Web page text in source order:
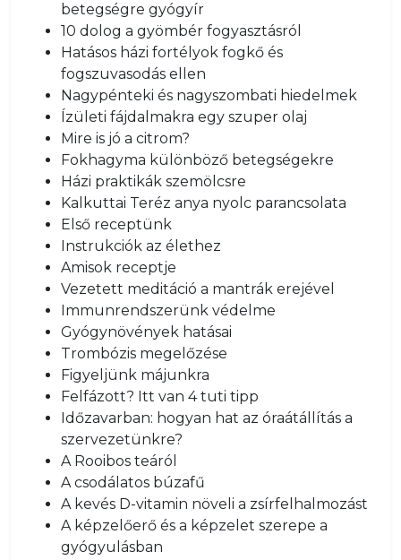
betegségre gyógyír
10 dolog a gyömbér fogyasztásról
Hatásos házi fortélyok fogkő és
fogszuvasodás ellen
Nagypénteki és nagyszombati hiedelmek
Ízületi fájdalmakra egy szuper olaj
Mire is jó a citrom?
Fokhagyma különböző betegségekre
Házi praktikák szemölcsre
Kalkuttai Teréz anya nyolc parancsolata
Első receptünk
Instrukciók az élethez
Amisok receptje
Vezetett meditáció a mantrák erejével
Immunrendszerünk védelme
Gyógynövények hatásai
Trombózis megelőzése
Figyeljünk májunkra
Felfázott? Itt van 4 tuti tipp
Időzavarban: hogyan hat az óraátállítás a
szervezetünkre?
A Rooibos teáról
A csodálatos búzafű
A kevés D-vitamin növeli a zsírfelhalmozást
A képzelőerő és a képzelet szerepe a
gyógyulásban